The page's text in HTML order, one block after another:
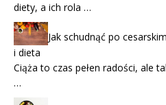
diety, a ich rola …
Jak schudnąć po
i dieta
Ciąża to czas pełen radości, ale
…